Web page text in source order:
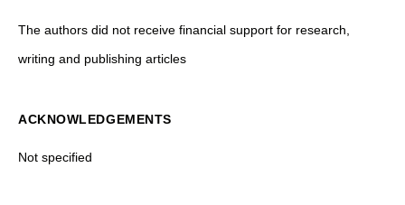
The authors did not receive financial support for research,
writing and publishing articles
ACKNOWLEDGEMENTS
Not specified